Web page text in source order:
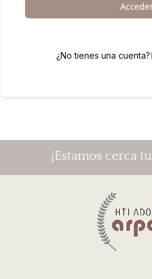
¿No tienes una cuenta?
¡Estamos cerca